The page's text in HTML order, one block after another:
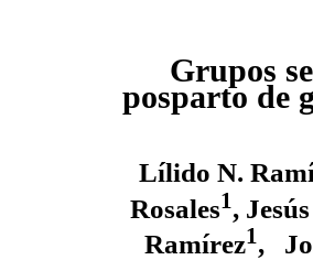
Grupos
posparto de
Lílido N.
Rosales1,
Ramírez1,